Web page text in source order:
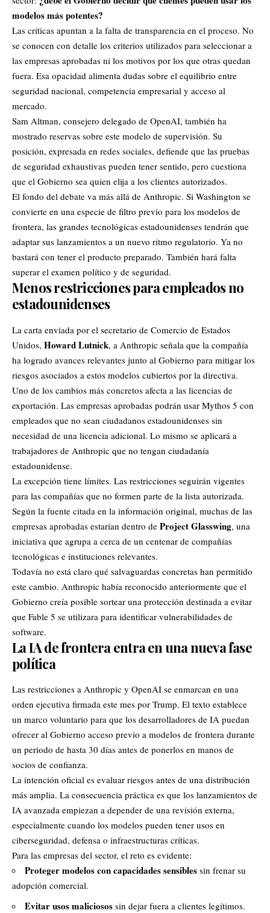
modelos más potentes?
Las críticas apuntan a la falta de transparencia en el proceso. No
se conocen con detalle los criterios utilizados para seleccionar a
las empresas aprobadas ni los motivos por los que otras quedan
fuera. Esa opacidad alimenta dudas sobre el equilibrio entre
seguridad nacional, competencia empresarial y acceso al
mercado.
Sam Altman, consejero delegado de OpenAI, también ha
mostrado reservas sobre este modelo de supervisión. Su
posición, expresada en redes sociales, defiende que las pruebas
de seguridad exhaustivas pueden tener sentido, pero cuestiona
que el Gobierno sea quien elija a los clientes autorizados.
El fondo del debate va más allá de Anthropic. Si Washington se
convierte en una especie de filtro previo para los modelos de
frontera, las grandes tecnológicas estadounidenses tendrán que
adaptar sus lanzamientos a un nuevo ritmo regulatorio. Ya no
bastará con tener el producto preparado. También hará falta
superar el examen político y de seguridad.
Menos restricciones para empleados no
estadounidenses
La carta enviada por el secretario de Comercio de Estados
Unidos, Howard Lutnick, a Anthropic señala que la compañía
ha logrado avances relevantes junto al Gobierno para mitigar los
riesgos asociados a estos modelos cubiertos por la directiva.
Uno de los cambios más concretos afecta a las licencias de
exportación. Las empresas aprobadas podrán usar Mythos 5 con
empleados que no sean ciudadanos estadounidenses sin
necesidad de una licencia adicional. Lo mismo se aplicará a
trabajadores de Anthropic que no tengan ciudadanía
estadounidense.
La excepción tiene límites. Las restricciones seguirán vigentes
para las compañías que no formen parte de la lista autorizada.
Según la fuente citada en la información original, muchas de las
empresas aprobadas estarían dentro de Project Glasswing, una
iniciativa que agrupa a cerca de un centenar de compañías
tecnológicas e instituciones relevantes.
Todavía no está claro qué salvaguardas concretas han permitido
este cambio. Anthropic había reconocido anteriormente que el
Gobierno creía posible sortear una protección destinada a evitar
que Fable 5 se utilizara para identificar vulnerabilidades de
software.
La IA de frontera entra en una nueva fase
política
Las restricciones a Anthropic y OpenAI se enmarcan en una
orden ejecutiva firmada este mes por Trump. El texto establece
un marco voluntario para que los desarrolladores de IA puedan
ofrecer al Gobierno acceso previo a modelos de frontera durante
un periodo de hasta 30 días antes de ponerlos en manos de
socios de confianza.
La intención oficial es evaluar riesgos antes de una distribución
más amplia. La consecuencia práctica es que los lanzamientos de
IA avanzada empiezan a depender de una revisión externa,
especialmente cuando los modelos pueden tener usos en
ciberseguridad, defensa o infraestructuras críticas.
Para las empresas del sector, el reto es evidente:
Proteger modelos con capacidades sensibles sin frenar su
adopción comercial.
Evitar usos maliciosos sin dejar fuera a clientes legítimos.